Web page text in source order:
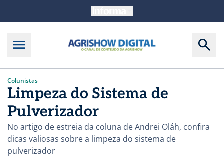
Colunistas
Limpeza do Sistema de
Pulverizador
No artigo de estreia da coluna de Andrei Oláh, confira
dicas valiosas sobre a limpeza do sistema de
pulverizador